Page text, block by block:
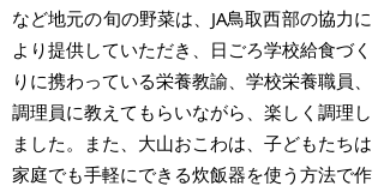
など地元の旬の野菜は、JA鳥取西部の協力に
より提供していただき、日ごろ学校給食づく
りに携わっている栄養教諭、学校栄養職員、
調理員に教えてもらいながら、楽しく調理し
ました。また、大山おこわは、子どもたちは
家庭でも手軽にできる炊飯器を使う方法で作